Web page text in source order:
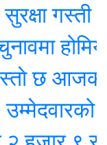
गस्ती
होमियो
आजको